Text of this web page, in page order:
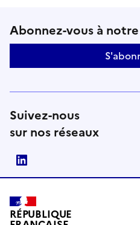
Abonnez-vous à
Suivez-nous
sur nos réseaux
RÉPUBLIQUE